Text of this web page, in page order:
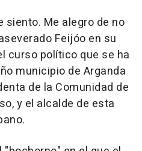
siento. Me alegro de no
Feijóo en su
curso político que se ha
municipio de Arganda
de la Comunidad de
y el alcalde de esta